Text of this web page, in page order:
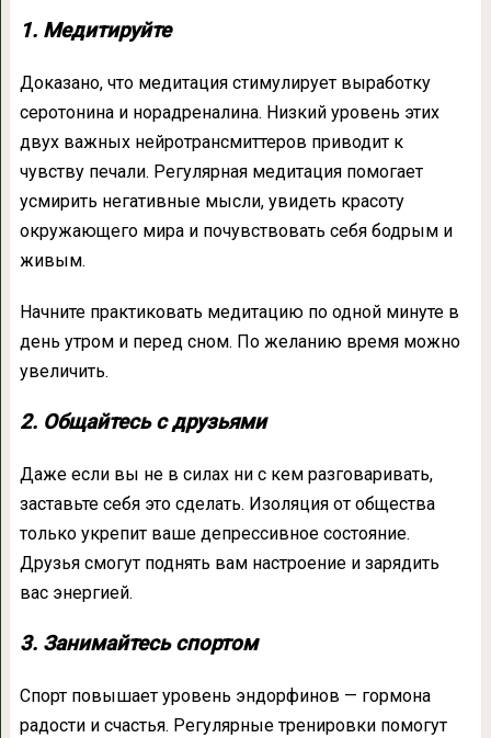
1. Медитируйте
Доказано, что медитация стимулирует выработку
серотонина и норадреналина. Низкий уровень этих
двух важных нейротрансмиттеров приводит к
чувству печали. Регулярная медитация помогает
усмирить негативные мысли, увидеть красоту
окружающего мира и почувствовать себя бодрым и
живым.
Начните практиковать медитацию по одной минуте в
день утром и перед сном. По желанию время можно
увеличить.
2. Общайтесь с друзьями
Даже если вы не в силах ни с кем разговаривать,
заставьте себя это сделать. Изоляция от общества
только укрепит ваше депрессивное состояние.
Друзья смогут поднять вам настроение и зарядить
вас энергией.
3. Занимайтесь спортом
Спорт повышает уровень эндорфинов — гормона
радости и счастья. Регулярные тренировки помогут